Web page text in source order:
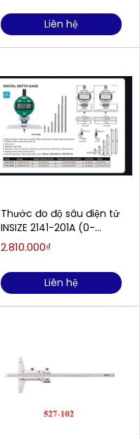
Liên hệ
Thước đo độ sâu điện tử
INSIZE 2141-201A (0-
300mm/0-12)
2.810.000₫
Liên hệ